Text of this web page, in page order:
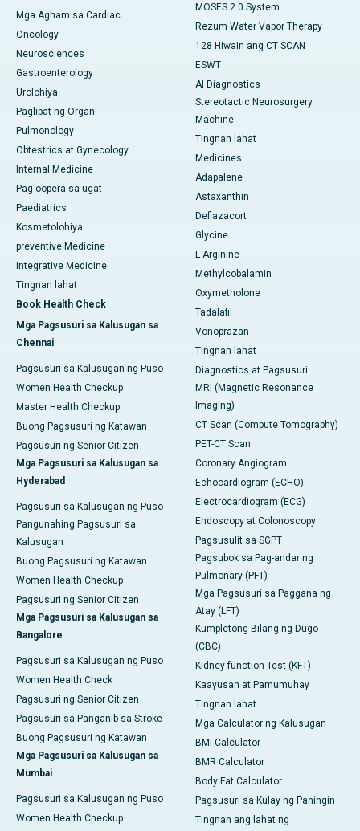
Mga Agham sa Cardiac
Oncology
Neurosciences
Gastroenterology
Urolohiya
Paglipat ng Organ
Pulmonology
Obtestrics at Gynecology
Internal Medicine
Pag-oopera sa ugat
Paediatrics
Kosmetolohiya
preventive Medicine
integrative Medicine
Tingnan lahat
Book Health Check
Mga Pagsusuri sa Kalusugan sa
Chennai
Pagsusuri sa Kalusugan ng Puso
Women Health Checkup
Master Health Checkup
Buong Pagsusuri ng Katawan
Pagsusuri ng Senior Citizen
Mga Pagsusuri sa Kalusugan sa
Hyderabad
Pagsusuri sa Kalusugan ng Puso
Pangunahing Pagsusuri sa
Kalusugan
Buong Pagsusuri ng Katawan
Women Health Checkup
Pagsusuri ng Senior Citizen
Mga Pagsusuri sa Kalusugan sa
Bangalore
Pagsusuri sa Kalusugan ng Puso
Women Health Check
Pagsusuri ng Senior Citizen
Pagsusuri sa Panganib sa Stroke
Buong Pagsusuri ng Katawan
Mga Pagsusuri sa Kalusugan sa
Mumbai
Pagsusuri sa Kalusugan ng Puso
Women Health Checkup
MOSES 2.0 System
Rezum Water Vapor Therapy
128 Hiwain ang CT SCAN
ESWT
AI Diagnostics
Stereotactic Neurosurgery
Machine
Tingnan lahat
Medicines
Adapalene
Astaxanthin
Deflazacort
Glycine
L-Arginine
Methylcobalamin
Oxymetholone
Tadalafil
Vonoprazan
Tingnan lahat
Diagnostics at Pagsusuri
MRI (Magnetic Resonance
Imaging)
CT Scan (Compute Tomography)
PET-CT Scan
Coronary Angiogram
Echocardiogram (ECHO)
Electrocardiogram (ECG)
Endoscopy at Colonoscopy
Pagsusulit sa SGPT
Pagsubok sa Pag-andar ng
Pulmonary (PFT)
Mga Pagsusuri sa Paggana ng
Atay (LFT)
Kumpletong Bilang ng Dugo
(CBC)
Kidney function Test (KFT)
Kaayusan at Pamumuhay
Tingnan lahat
Mga Calculator ng Kalusugan
BMI Calculator
BMR Calculator
Body Fat Calculator
Pagsusuri sa Kulay ng Paningin
Tingnan ang lahat ng